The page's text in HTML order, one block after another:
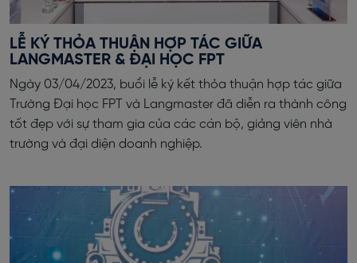
LỄ KÝ THỎA THUẬN HỢP TÁC GIỮA
LANGMASTER & ĐẠI HỌC FPT
Ngày 03/04/2023, buổi lễ ký kết thỏa thuận hợp tác giữa
Trường Đại học FPT và Langmaster đã diễn ra thành công
tốt đẹp với sự tham gia của các cán bộ, giảng viên nhà
trường và đại diện doanh nghiệp.